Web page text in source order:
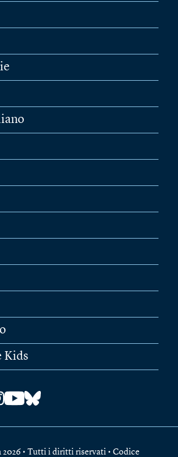
Kids
• Tutti i diritti riservati • Codice